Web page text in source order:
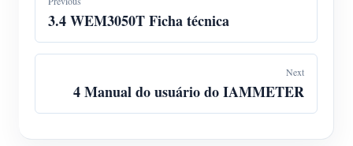
3.4 WEM3050T Ficha técnica
Next
4 Manual do usuário do IAMMETER